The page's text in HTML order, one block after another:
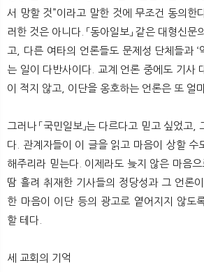
서 망할 것”이라고 말한 것에 무조건 동의한다
러한 것은 아니다. 「동아일보」 같은 대형신
고, 다른 여타의 언론들도 문제성 단체들과 ‘
는 일이 다반사이다. 교계 언론 중에도 기사
이 적지 않고, 이단을 옹호하는 언론은 또 얼
그러나 「국민일보」는 다르다고 믿고 싶었고
다. 관계자들이 이 글을 읽고 마음이 상할 수
해주리라 믿는다. 이제라도 늦지 않은 마음
땀 흘려 취재한 기사들의 정당성과 그 언론
한 마음이 이단 등의 광고로 옅어지지 않도
할 테다.
세 교회의 기억